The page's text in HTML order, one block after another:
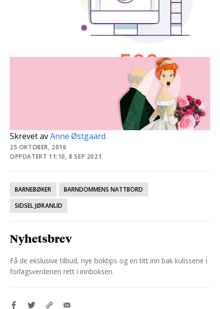
Skrevet avAnne Østgaard
25 OKTOBER, 2016
OPPDATERT 11:10, 8 SEP 2021
BARNEBØKER
BARNDOMMENS NATTBORD
SIDSEL JØRANLID
Nyhetsbrev
Få de ekslusive tilbud, nye boktips og en titt inn bak kulissene i
forlagsverdenen rett i innboksen.